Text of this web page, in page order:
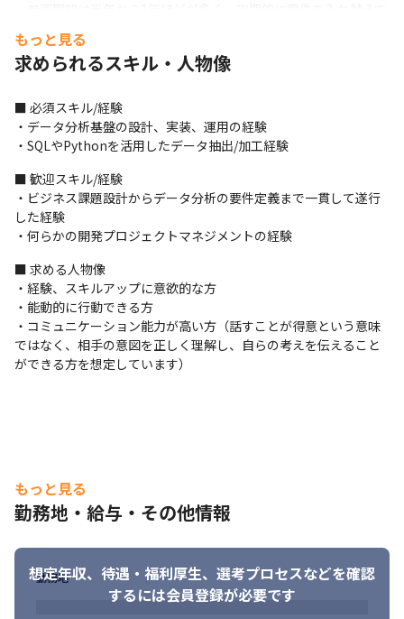
＜業務の進め方＞
Meetをはじめとしたオンライン会議ツールを使ってミーティング
を行い、タスクやスケジュールの確認を行っています
・タスク管理にはBacklogをはじめとしたツールを用いています
（プロジェクトにより使うツールが変わる可能性があります）
＜入社後の流れ＞
・プロジェクトに参画後は、OJTでプロジェクト内のメンバーか
ら業務を教えてもらいながら進めます
※今後、研修を用意していく予定です
■ この仕事の面白み、魅力
・経験豊富なベテランメンバーと共にスキルアップしていける環
境です
・経験がない領域の業務でも希望があればお任せしていくので、
自分の担当領域を広げていくことができます
もっと見る
求められるスキル・人物像
■ 必須スキル/経験
・データ分析基盤の設計、実装、運用の経験
・SQLやPythonを活用したデータ抽出/加工経験
■ 歓迎スキル/経験
・ビジネス課題設計からデータ分析の要件定義まで一貫して遂行
した経験
・何らかの開発プロジェクトマネジメントの経験
■ 求める人物像
・経験、スキルアップに意欲的な方
・能動的に行動できる方
・コミュニケーション能力が高い方（話すことが得意という意味
ではなく、相手の意図を正しく理解し、自らの考えを伝えること
ができる方を想定しています）
もっと見る
勤務地・給与・その他情報
想定年収、待遇・福利厚生、 選考プロセスなどを確認
するには会員登録が必要です
勤務地